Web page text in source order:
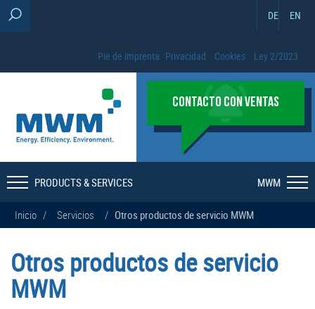
DE EN
Pie de imprenta Privacidad Cookies Ley 2/2023
CONTACTO CON VENTAS
PRODUCTS & SERVICES MWM
Inicio / Servicios / Otros productos de servicio MWM
Otros productos de servicio
MWM